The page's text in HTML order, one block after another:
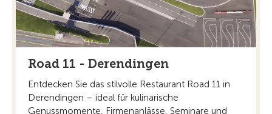
Road 11 - Derendingen
Entdecken Sie das stilvolle Restaurant Road 11 in
Derendingen – ideal für kulinarische
Genussmomente, Firmenanlässe, Seminare und